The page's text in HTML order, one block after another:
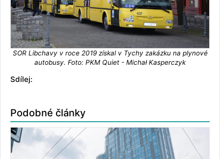
SOR Libchavy v roce 2019 získal v Tychy zakázku na plynové
autobusy. Foto: PKM Quiet - Michał Kasperczyk
Sdílej:
Podobné články